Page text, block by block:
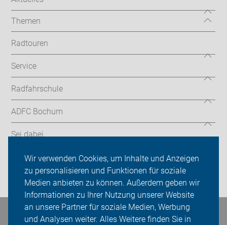
Wir verwenden Cookies, um Inhalte und Anzeigen
zu personalisieren und Funktionen für soziale
Medien anbieten zu können. Außerdem geben wir
Informationen zu Ihrer Nutzung unserer Website
an unsere Partner für soziale Medien, Werbung
und Analysen weiter. Alles Weitere finden Sie in
Themen
Radtouren
Service
Radfahrschule
ADFC Bochum
Sei dabei
Presse
Login
Bleiben Sie in Kontakt